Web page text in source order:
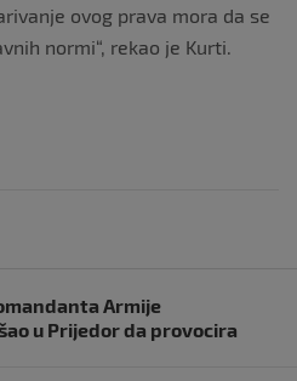
ovog prava mora da se
normi“, rekao je Kurti.
Armije
u Prijedor da provocira